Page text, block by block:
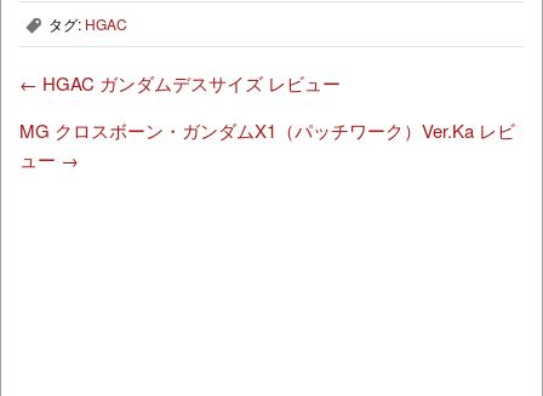
, タグ: HGAC
← HGAC ガンダムデスサイズ レビュー
MG クロスボーン・ガンダムX1（パッチワーク）Ver.Ka レビ
ュー →